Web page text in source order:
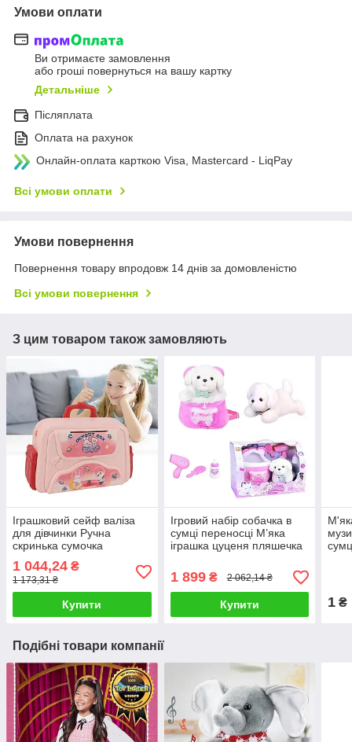
Умови оплати
Ви отримаєте замовлення
або гроші повернуться на вашу картку
Детальніше
Післяплата
Оплата на рахунок
Онлайн-оплата карткою Visa, Mastercard - LiqPay
Всі умови оплати
Умови повернення
Повернення товару впродовж 14 днів за домовленістю
Всі умови повернення
З цим товаром також замовляють
Іграшковий сейф валіза
для дівчинки Ручна
скринька сумочка
носиться на плечі Грає
мелодії Скарбничка з
ланцюжком
1 044,24 ₴
1 173,31 ₴
Купити
Ігровий набір собачка в
сумці переносці М’яка
іграшка цуценя пляшечка
собака серцебиття
1 899₴ 2 062,14 ₴
Купити 1 ₴
Подібні товари компанії